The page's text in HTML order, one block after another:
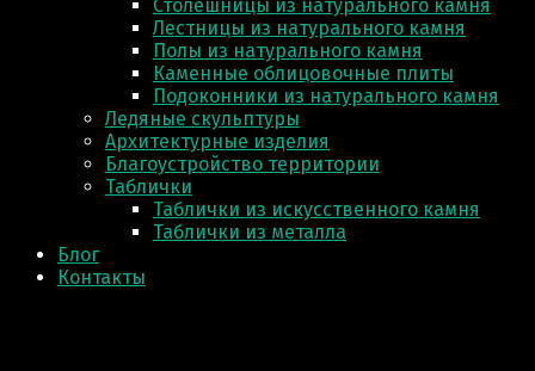
Столешницы из натурального камня
Лестницы из натурального камня
Полы из натурального камня
Каменные облицовочные плиты
Подоконники из натурального камня
Ледяные скульптуры
Архитектурные изделия
Благоустройство территории
Таблички
Таблички из искусственного камня
Таблички из металла
Блог
Контакты